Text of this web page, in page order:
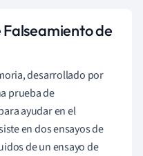
de
desarrollado por
prueba de
ayudar en el
en dos ensayos de
de un ensayo de